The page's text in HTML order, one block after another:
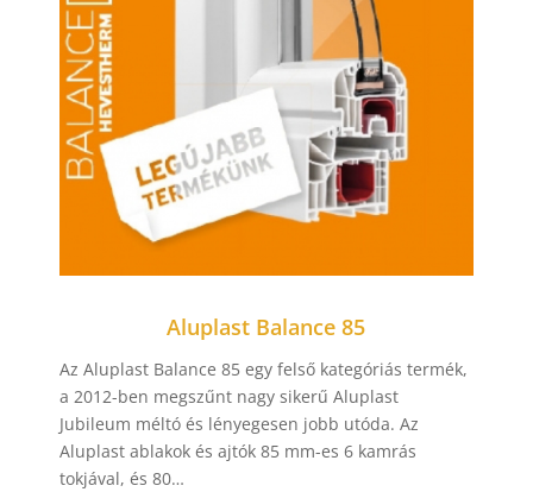
Aluplast Balance 85
Az Aluplast Balance 85 egy felső kategóriás termék,
a 2012-ben megszűnt nagy sikerű Aluplast
Jubileum méltó és lényegesen jobb utóda. Az
Aluplast ablakok és ajtók 85 mm-es 6 kamrás
tokjával, és 80…